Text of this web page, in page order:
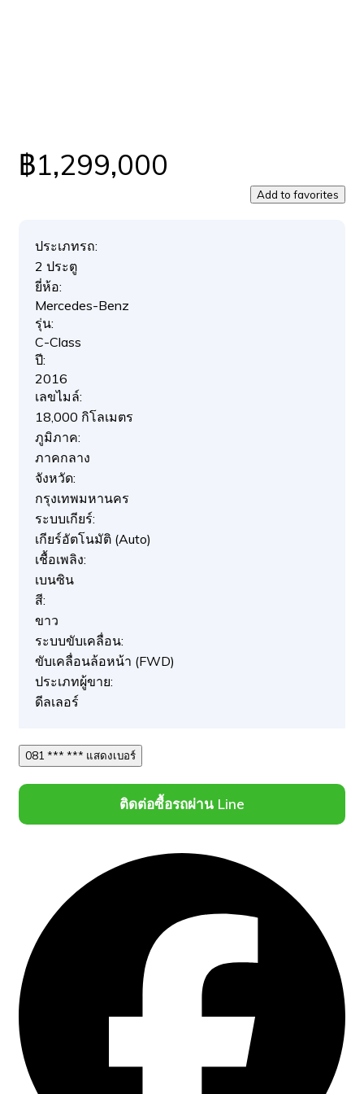
฿1,299,000
Add to favorites
ประเภทรถ:
2 ประตู
ยี่ห้อ:
Mercedes-Benz
รุ่น:
C-Class
ปี:
2016
เลขไมล์:
18,000 กิโลเมตร
ภูมิภาค:
ภาคกลาง
จังหวัด:
กรุงเทพมหานคร
ระบบเกียร์:
เกียร์อัตโนมัติ (Auto)
เชื้อเพลิง:
เบนซิน
สี:
ขาว
ระบบขับเคลื่อน:
ขับเคลื่อนล้อหน้า (FWD)
ประเภทผู้ขาย:
ดีลเลอร์
081 *** *** แสดงเบอร์
ติดต่อซื้อรถผ่าน Line